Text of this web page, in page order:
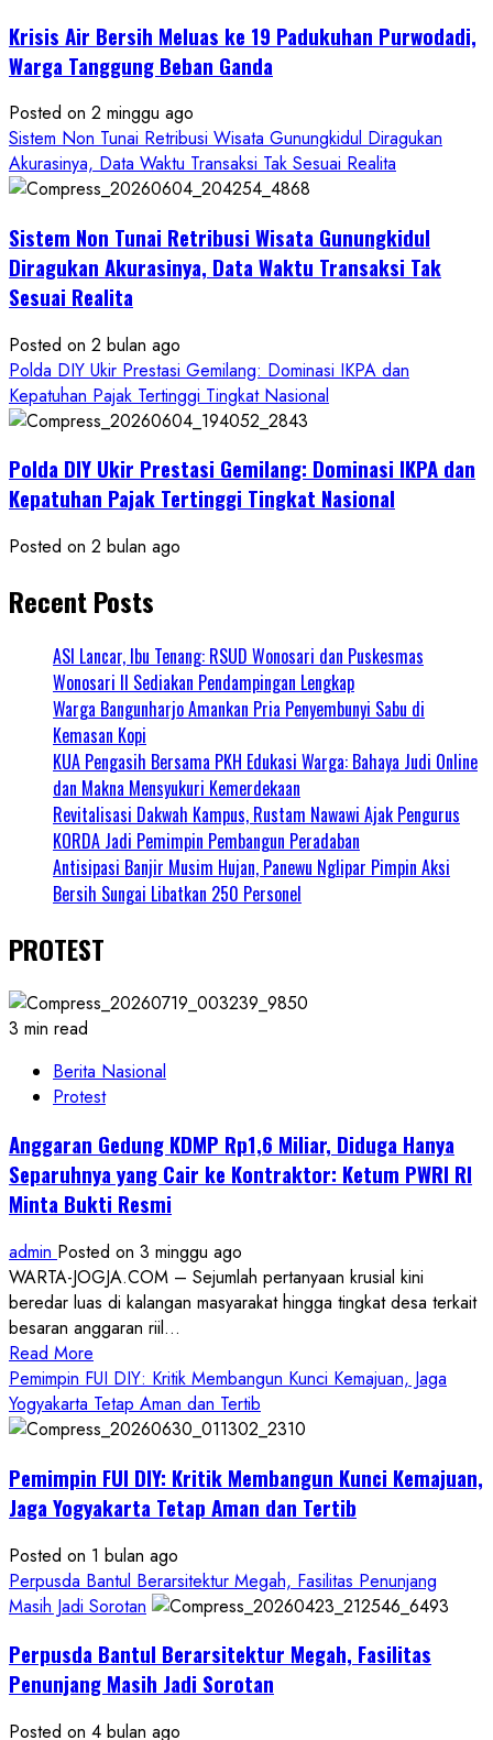
Krisis Air Bersih Meluas ke 19 Padukuhan Purwodadi,
Warga Tanggung Beban Ganda
Posted on 2 minggu ago
Sistem Non Tunai Retribusi Wisata Gunungkidul Diragukan
Akurasinya, Data Waktu Transaksi Tak Sesuai Realita
Sistem Non Tunai Retribusi Wisata Gunungkidul
Diragukan Akurasinya, Data Waktu Transaksi Tak
Sesuai Realita
Posted on 2 bulan ago
Polda DIY Ukir Prestasi Gemilang: Dominasi IKPA dan
Kepatuhan Pajak Tertinggi Tingkat Nasional
Polda DIY Ukir Prestasi Gemilang: Dominasi IKPA dan
Kepatuhan Pajak Tertinggi Tingkat Nasional
Posted on 2 bulan ago
Recent Posts
ASI Lancar, Ibu Tenang: RSUD Wonosari dan Puskesmas
Wonosari II Sediakan Pendampingan Lengkap
Warga Bangunharjo Amankan Pria Penyembunyi Sabu di
Kemasan Kopi
KUA Pengasih Bersama PKH Edukasi Warga: Bahaya Judi Online
dan Makna Mensyukuri Kemerdekaan
Revitalisasi Dakwah Kampus, Rustam Nawawi Ajak Pengurus
KORDA Jadi Pemimpin Pembangun Peradaban
Antisipasi Banjir Musim Hujan, Panewu Nglipar Pimpin Aksi
Bersih Sungai Libatkan 250 Personel
PROTEST
3 min read
Berita Nasional
Protest
Anggaran Gedung KDMP Rp1,6 Miliar, Diduga Hanya
Separuhnya yang Cair ke Kontraktor: Ketum PWRI RI
Minta Bukti Resmi
admin Posted on 3 minggu ago
WARTA-JOGJA.COM – Sejumlah pertanyaan krusial kini
beredar luas di kalangan masyarakat hingga tingkat desa terkait
besaran anggaran riil...
Read More
more
about
Anggaran
KDMP
Rp1,6
Diduga
Hanya
Separuhnya
Cair
ke
Ketum
Pemimpin FUI DIY: Kritik Membangun Kunci Kemajuan, Jaga
Yogyakarta Tetap Aman dan Tertib
Pemimpin FUI DIY: Kritik Membangun Kunci Kemajuan,
Jaga Yogyakarta Tetap Aman dan Tertib
Posted on 1 bulan ago
Perpusda Bantul Berarsitektur Megah, Fasilitas Penunjang
Masih Jadi Sorotan
Perpusda Bantul Berarsitektur Megah, Fasilitas
Penunjang Masih Jadi Sorotan
Posted on 4 bulan ago